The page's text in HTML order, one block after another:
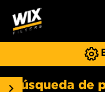
Búsqueda de